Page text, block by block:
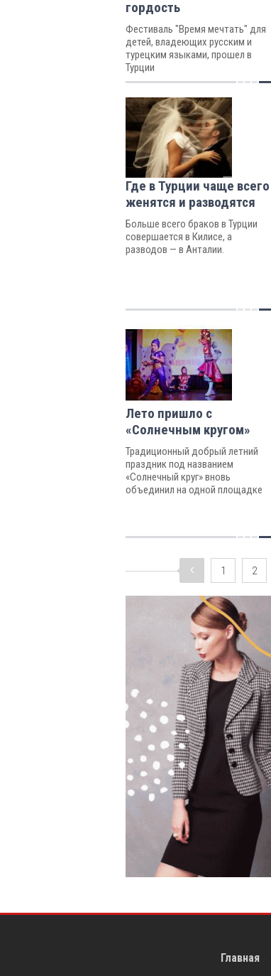
гордость
Фестиваль "Время мечтать" для
детей, владеющих русским и
турецким языками, прошел в
Турции
Где в Турции чаще всего
женятся и разводятся
Больше всего браков в Турции
совершается в Килисе, а
разводов — в Анталии.
Лето пришло с
«Солнечным кругом»
Традиционный добрый летний
праздник под названием
«Солнечный круг» вновь
объединил на одной площадке
1 2
Главная